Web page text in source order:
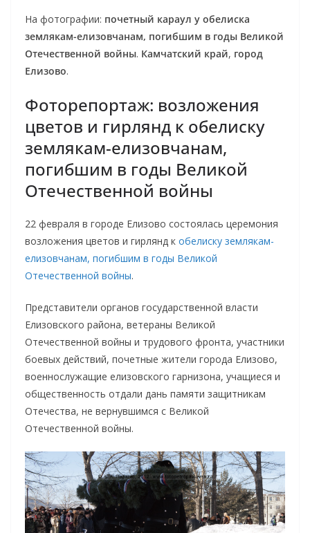
На фотографии: почетный караул у обелиска
землякам-елизовчанам, погибшим в годы Великой
Отечественной войны. Камчатский край, город
Елизово.
Фоторепортаж: возложения
цветов и гирлянд к обелиску
землякам-елизовчанам,
погибшим в годы Великой
Отечественной войны
22 февраля в городе Елизово состоялась церемония
возложения цветов и гирлянд к обелиску землякам-
елизовчанам, погибшим в годы Великой
Отечественной войны.
Представители органов государственной власти
Елизовского района, ветераны Великой
Отечественной войны и трудового фронта, участники
боевых действий, почетные жители города Елизово,
военнослужащие елизовского гарнизона, учащиеся и
общественность отдали дань памяти защитникам
Отечества, не вернувшимся с Великой
Отечественной войны.